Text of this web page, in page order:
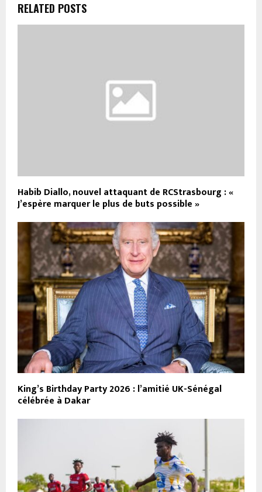
RELATED POSTS
Habib Diallo, nouvel attaquant de RCStrasbourg : «
J’espère marquer le plus de buts possible »
King’s Birthday Party 2026 : l’amitié UK-Sénégal
célébrée à Dakar